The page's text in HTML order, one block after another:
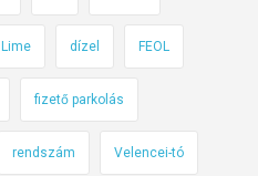
Lime dízel FEOL
fizető parkolás
rendszám Velencei-tó